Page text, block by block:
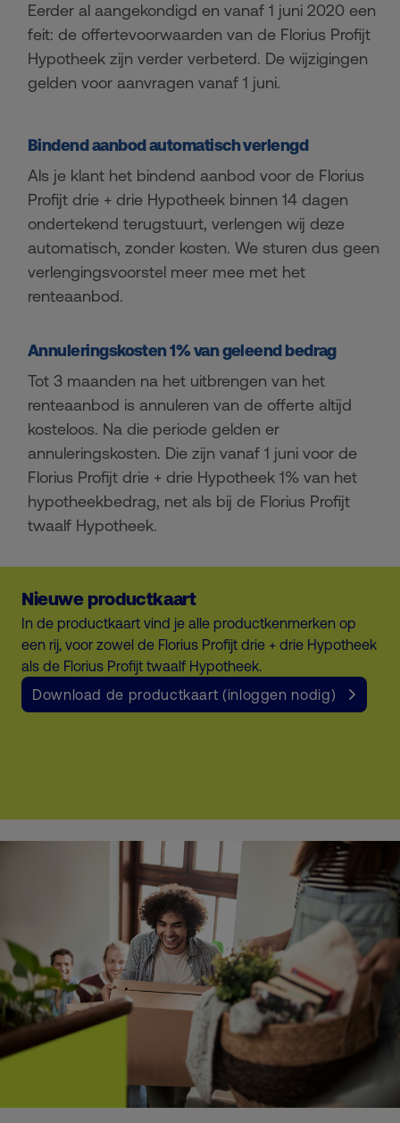
Eerder al aangekondigd en vanaf 1 juni 2020 een
feit: de offertevoorwaarden van de Florius Profijt
Hypotheek zijn verder verbeterd. De wijzigingen
gelden voor aanvragen vanaf 1 juni.
Bindend aanbod automatisch verlengd
Als je klant het bindend aanbod voor de Florius
Profijt drie + drie Hypotheek binnen 14 dagen
ondertekend terugstuurt, verlengen wij deze
automatisch, zonder kosten. We sturen dus geen
verlengingsvoorstel meer mee met het
renteaanbod.
Annuleringskosten 1% van geleend bedrag
Tot 3 maanden na het uitbrengen van het
renteaanbod is annuleren van de offerte altijd
kosteloos. Na die periode gelden er
annuleringskosten. Die zijn vanaf 1 juni voor de
Florius Profijt drie + drie Hypotheek 1% van het
hypotheekbedrag, net als bij de Florius Profijt
twaalf Hypotheek.
Nieuwe productkaart
In de productkaart vind je alle productkenmerken op
een rij, voor zowel de Florius Profijt drie + drie Hypotheek
als de Florius Profijt twaalf Hypotheek.
Download de productkaart (inloggen nodig)